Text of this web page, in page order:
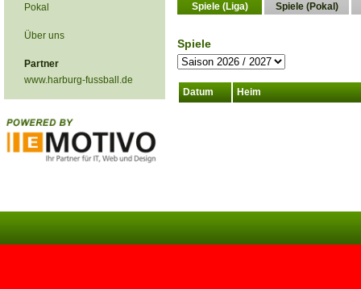
Pokal
Über uns
Partner
www.harburg-fussball.de
Spiele (Liga) Spiele (Pokal)
Spiele
Datum Heim